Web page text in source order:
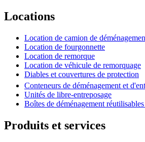
Locations
Location de camion de
Location de fourgonnette
Location de remorque
Location de véhicule de remorquage
Diables et couvertures de protection
Conteneurs de déménagement et
Unités de libre-entreposage
Boîtes de déménagement
Produits et services